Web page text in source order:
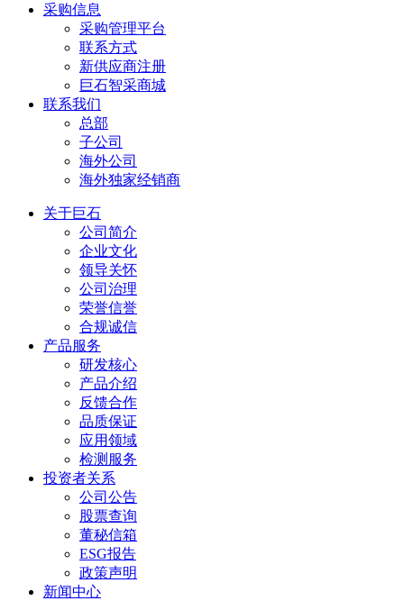
采购信息
采购管理平台
联系方式
新供应商注册
巨石智采商城
联系我们
总部
子公司
海外公司
海外独家经销商
关于巨石
公司简介
企业文化
领导关怀
公司治理
荣誉信誉
合规诚信
产品服务
研发核心
产品介绍
反馈合作
品质保证
应用领域
检测服务
投资者关系
公司公告
股票查询
董秘信箱
ESG报告
政策声明
新闻中心